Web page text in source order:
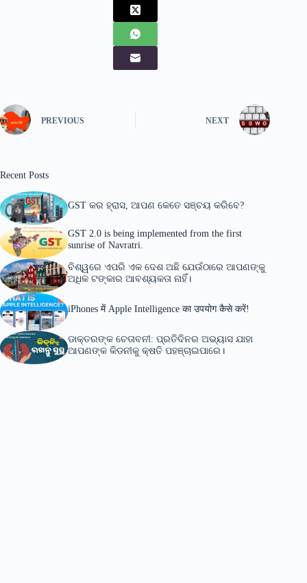
PREVIOUS NEXT
Recent Posts
GST କର ହ୍ରାସ, ଆପଣ କେତେ ସଞ୍ଚୟ କରିବେ?
GST 2.0 is being implemented from the first
sunrise of Navratri.
ବିଶ୍ୱରେ ଏପରି ଏକ ଦେଶ ଅଛି ଯେଉଁଠାରେ ଆପଣଙ୍କୁ
ଅଧିକ ଟଙ୍କାର ଆବଶ୍ୟକତା ନାହିଁ।
iPhones में Apple Intelligence का उपयोग कैसे करें!
ଡାକ୍ତରଙ୍କ ଚେତାବନୀ: ପ୍ରତିଦିନର ଅଭ୍ୟାସ ଯାହା
ଆପଣଙ୍କ କିଡନୀକୁ କ୍ଷତି ପହଞ୍ଚାଇପାରେ।